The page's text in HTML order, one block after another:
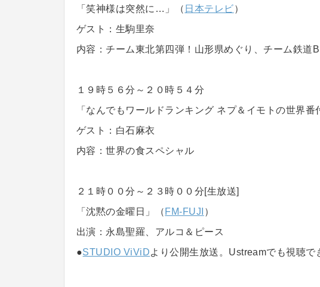
「笑神様は突然に…」（ 日本テレビ）
ゲスト：生駒里奈
内容：チーム東北第四弾！山形県めぐり、チーム鉄道
１９時５６分～２０時５４分
「なんでもワールドランキング ネプ＆イモトの世界番
ゲスト：白石麻衣
内容：世界の食スペシャル
２１時００分～２３時００分[生放送]
「沈黙の金曜日」（ FM-FUJI ）
出演：永島聖羅、アルコ＆ピース
●STUDIO ViViDより公開生放送。Ustreamでも視聴で